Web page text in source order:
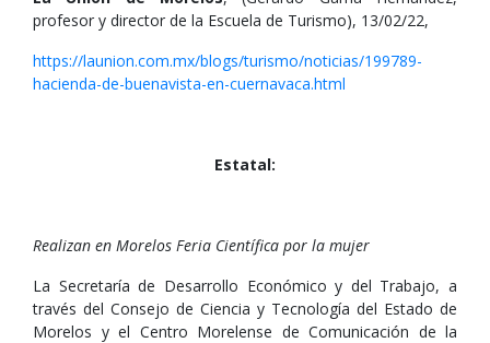
profesor y director de la Escuela de Turismo), 13/02/22,
https://launion.com.mx/blogs/turismo/noticias/199789-
hacienda-de-buenavista-en-cuernavaca.html
Estatal:
Realizan en Morelos Feria Científica por la mujer
La Secretaría de Desarrollo Económico y del Trabajo, a
través del Consejo de Ciencia y Tecnología del Estado de
Morelos y el Centro Morelense de Comunicación de la